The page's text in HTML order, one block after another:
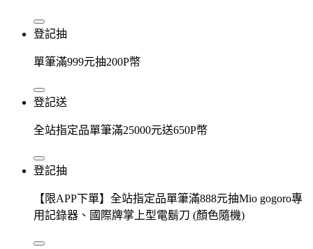
登記抽
單筆滿999元抽200P幣
登記送
全站指定品單筆滿25000元送650P幣
登記抽
【限APP下單】全站指定品單筆滿888元抽Mio gogoro專
用記錄器、國際牌掌上型電鬍刀 (顏色隨機)